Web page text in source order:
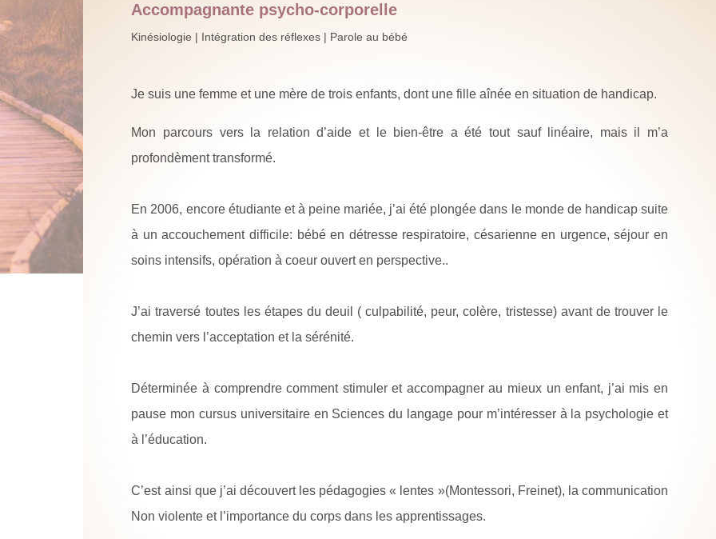
Accompagnante psycho-corporelle
Kinésiologie | Intégration des réflexes | Parole au bébé
Je suis une femme et une mère de trois enfants, dont une fille aînée en situation de handicap.
Mon parcours vers la relation d’aide et le bien-être a été tout sauf linéaire, mais il m’a
profondèment transformé.
En 2006, encore étudiante et à peine mariée, j’ai été plongée dans le monde de handicap suite
à un accouchement difficile: bébé en détresse respiratoire, césarienne en urgence, séjour en
soins intensifs, opération à coeur ouvert en perspective..
J’ai traversé toutes les étapes du deuil ( culpabilité, peur, colère, tristesse) avant de trouver le
chemin vers l’acceptation et la sérénité.
Déterminée à comprendre comment stimuler et accompagner au mieux un enfant, j’ai mis en
pause mon cursus universitaire en Sciences du langage pour m’intéresser à la psychologie et
à l’éducation.
C’est ainsi que j’ai découvert les pédagogies « lentes »(Montessori, Freinet), la communication
Non violente et l’importance du corps dans les apprentissages.